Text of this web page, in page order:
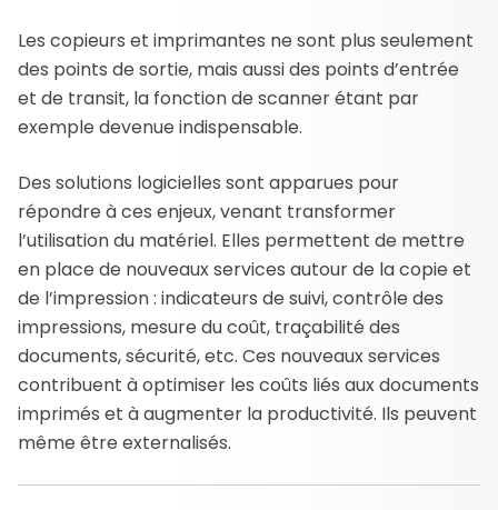
Les copieurs et imprimantes ne sont plus seulement
des points de sortie, mais aussi des points d’entrée
et de transit, la fonction de scanner étant par
exemple devenue indispensable.
Des solutions logicielles sont apparues pour
répondre à ces enjeux, venant transformer
l’utilisation du matériel. Elles permettent de mettre
en place de nouveaux services autour de la copie et
de l’impression : indicateurs de suivi, contrôle des
impressions, mesure du coût, traçabilité des
documents, sécurité, etc. Ces nouveaux services
contribuent à optimiser les coûts liés aux documents
imprimés et à augmenter la productivité. Ils peuvent
même être externalisés.